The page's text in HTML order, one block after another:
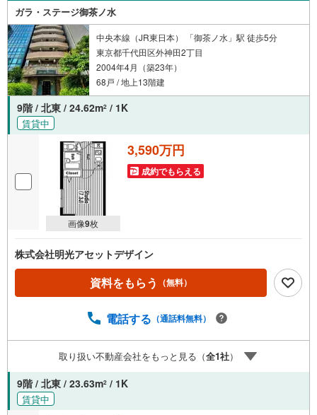
ポート」・漠然としたキャッシュフローのグラフ化、効果
的な生命保険の見直し、繰り上げ返済の効果的なタイミン
グなどご提案させて頂きます。■ご案内方法ご自宅へお迎
え・最寄駅等でお待ち合わせ、弊社へのご来社など、ご相
談くださいませ。■お車の無料提携駐車場がございます。
ガラ・ステージ御茶ノ水
中央本線（JR東日本） 「御茶ノ水」駅 徒歩5分
東京都千代田区外神田2丁目
2004年4月（築23年）
68戸 / 地上13階建
9階 / 北東 / 24.62m2 / 1K
賃貸中
画像9枚
3,590万円
成約でもらえる
株式会社明光アセットデザイン
資料をもらう （無料）
電話する （通話料無料）
取り扱い不動産会社をもっと見る（全1社）
9階 / 北東 / 23.63m2 / 1K
賃貸中